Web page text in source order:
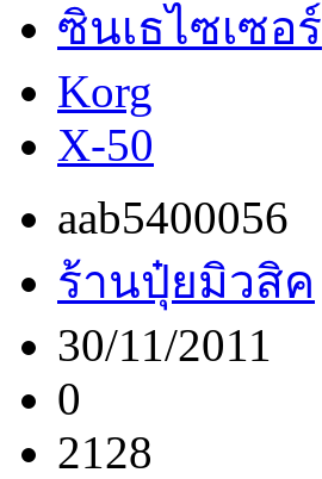
ซินเธไซเซอร์
Korg
X-50
aab5400056
ร้านปุ๋ยมิวสิค
30/11/2011
0
2128